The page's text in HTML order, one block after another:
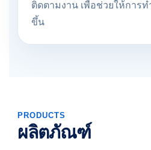
ติดตามงาน เพื่อช่วยให้การ
ขึ้น
PRODUCTS
ผลิตภัณฑ์